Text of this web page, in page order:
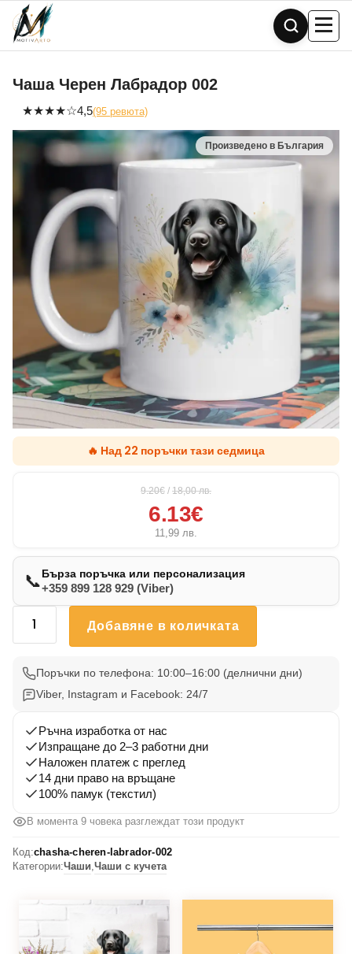
Skip
content
Чаша Черен Лабрадор 002
★★★★☆4,5(95 ревюта)
🔥 Над 22 поръчки тази седмица
9.20€ / 18,00лв.
6.13€
11,99 лв.
📞Бърза поръчка или персонализация
+359 899 128 929 (Viber)
количество
Черен
Лабрадор
Добавяне в количката
Поръчки по телефона: 10:00–16:00 (делнични дни)
Viber, Instagram и Facebook: 24/7
Ръчна изработка от нас
Изпращане до 2–3 работни дни
Наложен платеж с преглед
14 дни право на връщане
100% памук (текстил)
В момента 9 човека разглеждат този продукт
Код:chasha-cheren-labrador-002
Категории:Чаши Чаши с кучета